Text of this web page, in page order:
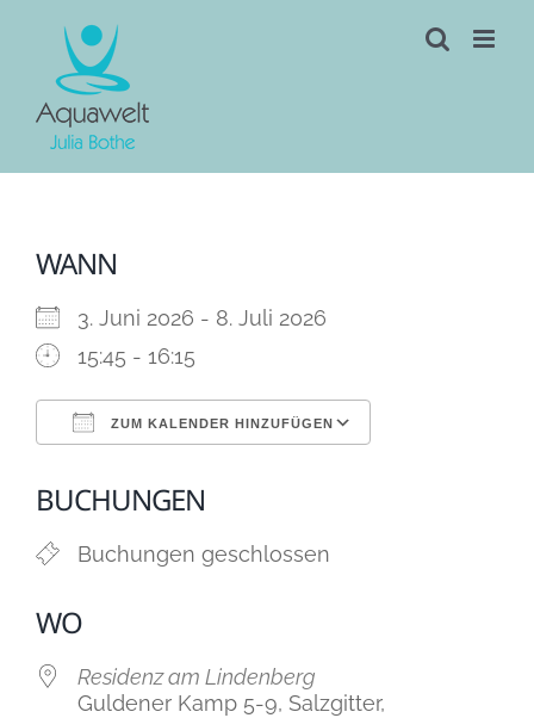
content
WANN
3. Juni 2026 - 8. Juli 2026
15:45 - 16:15
ZUM KALENDER HINZUFÜGEN
BUCHUNGEN
Buchungen geschlossen
WO
Residenz am Lindenberg
Guldener Kamp 5-9, Salzgitter,